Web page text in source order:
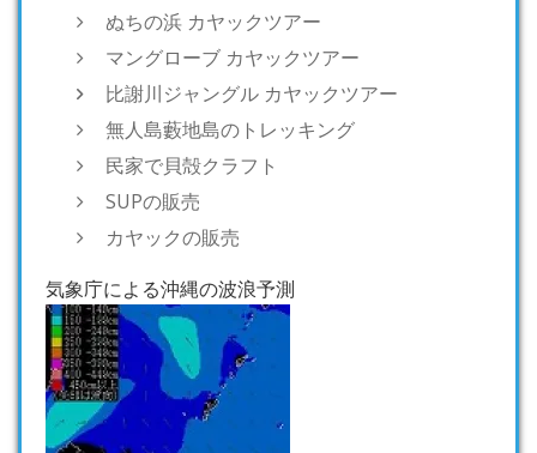
ぬちの浜 カヤックツアー
マングローブ カヤックツアー
比謝川ジャングル カヤックツアー
無人島藪地島のトレッキング
民家で貝殻クラフト
SUPの販売
カヤックの販売
気象庁による沖縄の波浪予測